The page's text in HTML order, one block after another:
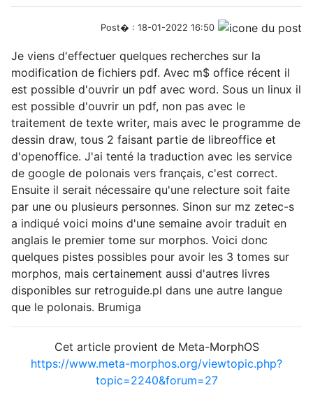
Post� : 18-01-2022 16:50
Je viens d'effectuer quelques recherches sur la
modification de fichiers pdf. Avec m$ office récent il
est possible d'ouvrir un pdf avec word. Sous un linux il
est possible d'ouvrir un pdf, non pas avec le
traitement de texte writer, mais avec le programme de
dessin draw, tous 2 faisant partie de libreoffice et
d'openoffice. J'ai tenté la traduction avec les service
de google de polonais vers français, c'est correct.
Ensuite il serait nécessaire qu'une relecture soit faite
par une ou plusieurs personnes. Sinon sur mz zetec-s
a indiqué voici moins d'une semaine avoir traduit en
anglais le premier tome sur morphos. Voici donc
quelques pistes possibles pour avoir les 3 tomes sur
morphos, mais certainement aussi d'autres livres
disponibles sur retroguide.pl dans une autre langue
que le polonais. Brumiga
Cet article provient de Meta-MorphOS
https://www.meta-morphos.org/viewtopic.php?
topic=2240&forum=27